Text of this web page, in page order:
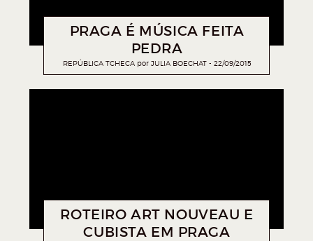
PRAGA É MÚSICA FEITA
PEDRA
REPÚBLICA TCHECA por JULIA BOECHAT 22/09/2015
ROTEIRO ART NOUVEAU E
CUBISTA EM PRAGA